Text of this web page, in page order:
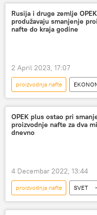
nafta
Rusija i druge zemlje
produžavaju smanjenje
nafte do kraja godine
2 April 2023, 17:07
proizvodnja nafte
Rusija – ekonomija
Saudijska Arabija
OPEK plus ostao pri
proizvodnje nafte za dva
dnevno
4 Decembar 2022, 13:44
proizvodnja nafte SVET
nafta